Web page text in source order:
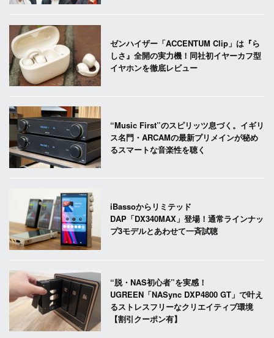
ゼンハイザー「ACCENTUM Clip」は『ら
しさ』全開の実力機！同社初イヤーカフ型
イヤホンを徹底レビュー
“Music First”のスピリッツ息づく。イギリ
ス名門・ARCAMの最新プリメインが秘め
るスマートな音楽性を聴く
iBassoからリミテッド
DAP「DX340MAX」登場！通常ラインナッ
プ3モデルとあわせて一斉試聴
“脱・NAS初心者”を実感！
UGREEN「NASync DXP4800 GT」で叶え
るストレスフリーなクリエイティブ環境
【割引クーポン有】